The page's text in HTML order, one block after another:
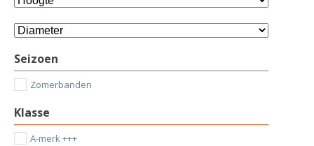
Seizoen
Zomerbanden
Klasse
A-merk +++